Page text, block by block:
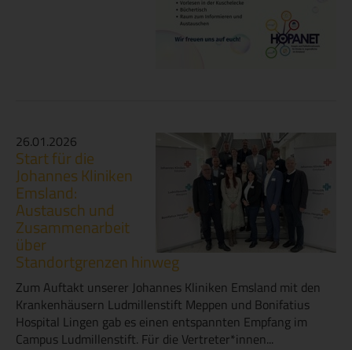
26.01.2026
Start für die
Johannes Kliniken
Emsland:
Austausch und
Zusammenarbeit
über
Standortgrenzen hinweg
Zum Auftakt unserer Johannes Kliniken Emsland mit den
Krankenhäusern Ludmillenstift Meppen und Bonifatius
Hospital Lingen gab es einen entspannten Empfang im
Campus Ludmillenstift. Für die Vertreter*innen...